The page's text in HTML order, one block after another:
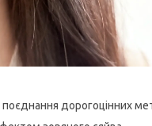
поєднання дорогоцінних